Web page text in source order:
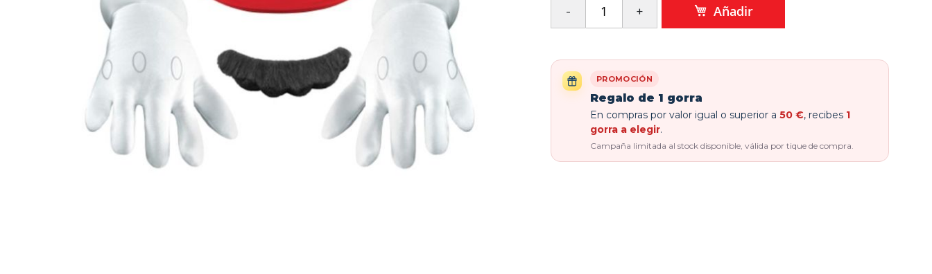
Añadir
PROMOCIÓN
Regalo de 1 gorra
En compras por valor igual o superior a 50 €, recibes 1
gorra a elegir.
Campaña limitada al stock disponible, válida por tique de compra.